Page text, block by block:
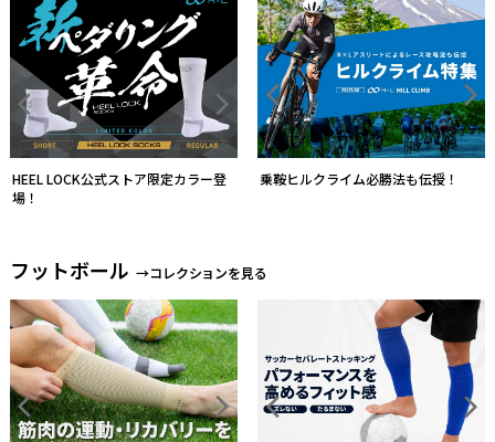
R×L バイクソックスのフラッグシッ
プモデル
乗鞍ヒルクライム必勝法も伝授！
ソックスとストッキングを一体化す